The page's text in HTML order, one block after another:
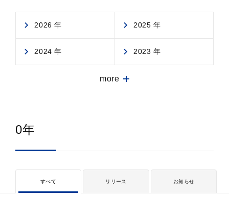
2026 年 2025 年
2024 年 2023 年
more
0年
すべて リリース お知らせ